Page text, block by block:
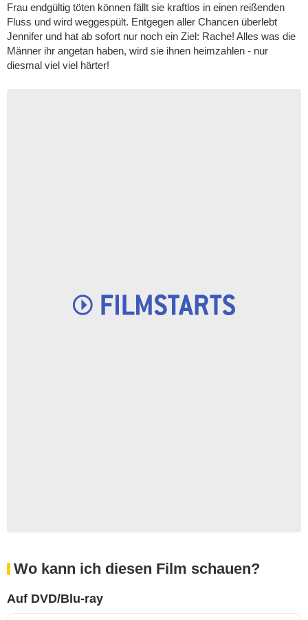
Frau endgültig töten können fällt sie kraftlos in einen reißenden
Fluss und wird weggespült. Entgegen aller Chancen überlebt
Jennifer und hat ab sofort nur noch ein Ziel: Rache! Alles was die
Männer ihr angetan haben, wird sie ihnen heimzahlen - nur
diesmal viel viel härter!
Wo kann ich diesen Film schauen?
Auf DVD/Blu-ray